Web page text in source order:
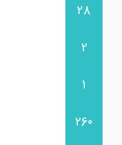
28
2
1
260